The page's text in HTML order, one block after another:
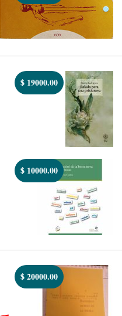
$ 19000.00
$ 10000.00
$20000.00